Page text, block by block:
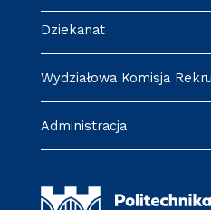
Dziekanat
Wydziałowa Komisja
Administracja